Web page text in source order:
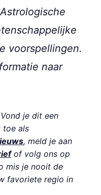
voorspellingen.
naar
Vond je dit een
toe als
, meld je aan
of volg ons op
mis je nooit de
favoriete regio in